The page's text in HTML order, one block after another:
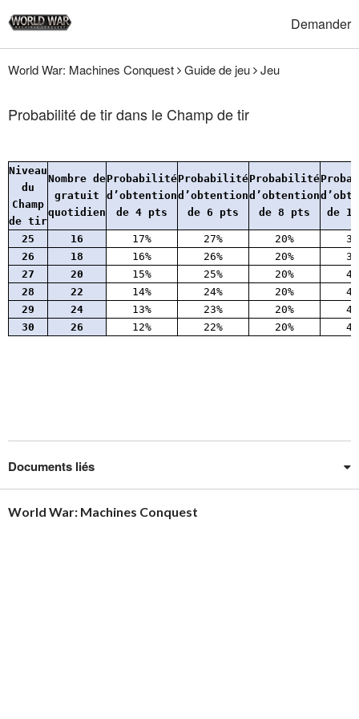
Demander
World War: Machines Conquest Guide de jeu Jeu
Probabilité de tir dans le Champ de tir
Niveau
du
Champ
de tir
Nombre de
gratuit
quotidien
Probabilité
d’obtention
de 4 pts
Probabilité
d’obtention
de 6 pts
Probabilité
d’obtention
de 8 pts
de
25 16 17% 27% 20%
26
18 16% 26% 20%
27
20 15% 25% 20%
28
22 14% 24% 20%
29
24 13% 23% 20%
30
26 12% 22% 20%
Documents liés
World War: Machines Conquest